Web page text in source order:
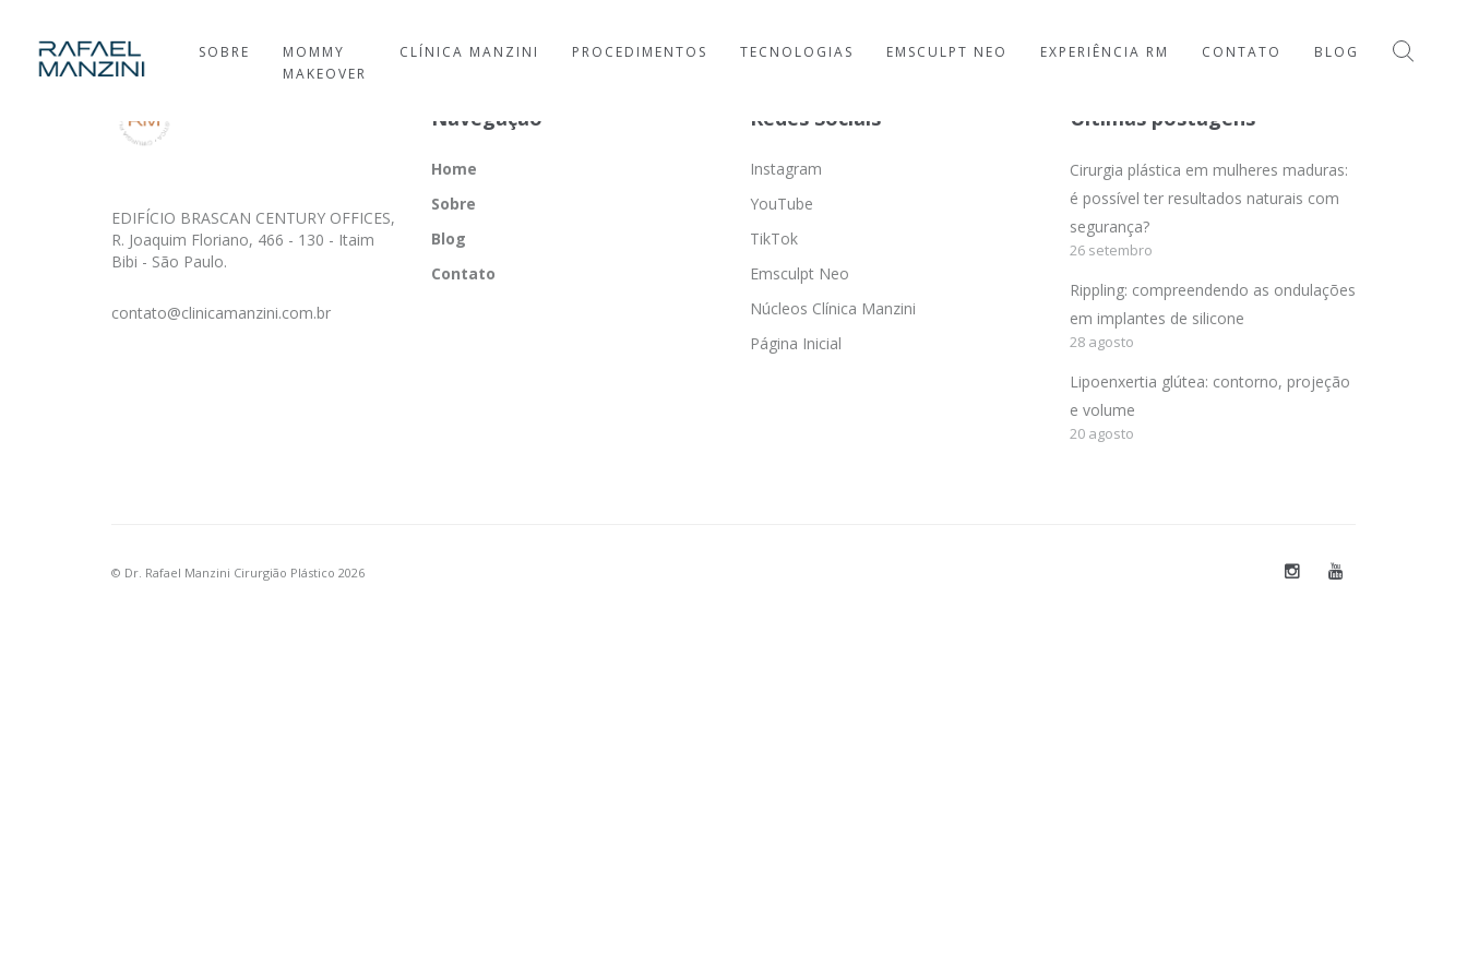
SOBRE
MOMMY
MAKEOVER
CLÍNICA MANZINI PROCEDIMENTOS TECNOLOGIAS EMSCULPT NEO EXPERIÊNCIA RM CONTATO BLOG
EDIFÍCIO BRASCAN CENTURY OFFICES,
R. Joaquim Floriano, 466 - 130 - Itaim
Bibi - São Paulo.
contato@clinicamanzini.com.br
Navegação
Home
Sobre
Blog
Contato
Redes Sociais
Instagram
YouTube
TikTok
Emsculpt Neo
Núcleos Clínica Manzini
Página Inicial
Últimas postagens
Cirurgia plástica em mulheres maduras:
é possível ter resultados naturais com
segurança?
26 setembro
Rippling: compreendendo as ondulações
em implantes de silicone
28 agosto
Lipoenxertia glútea: contorno, projeção
e volume
20 agosto
© Dr. Rafael Manzini Cirurgião Plástico 2026